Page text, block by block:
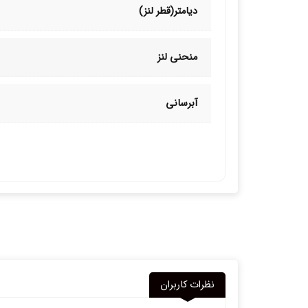
دیامتر(قطر لنز)
منحنی لنز
آبرسانی
نظرات کاربران